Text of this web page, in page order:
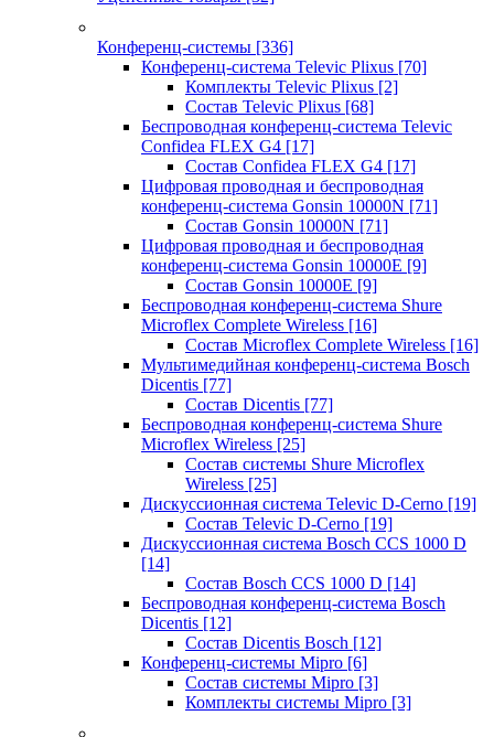
Конференц-системы [336]
Конференц-система Televic Plixus [70]
Комплекты Televic Plixus [2]
Состав Televic Plixus [68]
Беспроводная конференц-система Televic
Confidea FLEX G4 [17]
Состав Confidea FLEX G4 [17]
Цифровая проводная и беспроводная
конференц-система Gonsin 10000N [71]
Состав Gonsin 10000N [71]
Цифровая проводная и беспроводная
конференц-система Gonsin 10000E [9]
Состав Gonsin 10000E [9]
Беспроводная конференц-система Shure
Microflex Complete Wireless [16]
Состав Microflex Complete Wireless [16]
Мультимедийная конференц-система Bosch
Dicentis [77]
Состав Dicentis [77]
Беспроводная конференц-система Shure
Microflex Wireless [25]
Состав системы Shure Microflex
Wireless [25]
Дискуссионная система Televic D-Cerno [19]
Состав Televic D-Cerno [19]
Дискуссионная система Bosch CCS 1000 D
[14]
Состав Bosch CCS 1000 D [14]
Беспроводная конференц-система Bosch
Dicentis [12]
Состав Dicentis Bosch [12]
Конференц-системы Mipro [6]
Состав системы Mipro [3]
Комплекты системы Mipro [3]